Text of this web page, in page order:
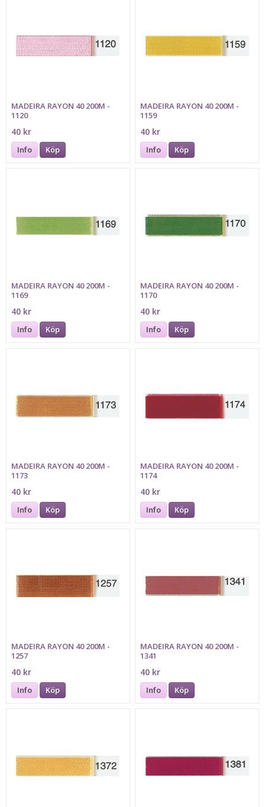
MADEIRA RAYON 40 200M -
1120
40 kr
Info Köp
MADEIRA RAYON 40 200M -
1159
40 kr
Info Köp
MADEIRA RAYON 40 200M -
1169
40 kr
Info Köp
MADEIRA RAYON 40 200M -
1170
40 kr
Info Köp
MADEIRA RAYON 40 200M -
1173
40 kr
Info Köp
MADEIRA RAYON 40 200M -
1174
40 kr
Info Köp
MADEIRA RAYON 40 200M -
1257
40 kr
Info Köp
MADEIRA RAYON 40 200M -
1341
40 kr
Info Köp